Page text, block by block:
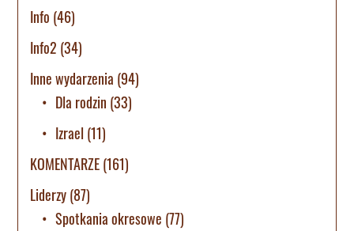
Info (46)
Info2 (34)
Inne wydarzenia (94)
Dla rodzin (33)
Izrael (11)
KOMENTARZE(161)
Liderzy(87)
Spotkania okresowe (77)